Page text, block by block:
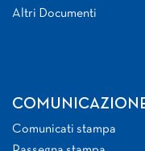
Altri Documenti
Comunicati stampa